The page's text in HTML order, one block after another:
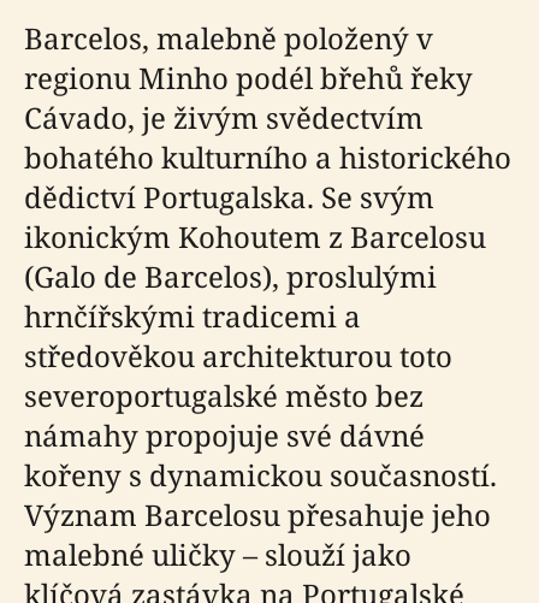
Barcelos, malebně položený v
regionu Minho podél břehů řeky
Cávado, je živým svědectvím
bohatého kulturního a historického
dědictví Portugalska. Se svým
ikonickým Kohoutem z Barcelosu
(Galo de Barcelos), proslulými
hrnčířskými tradicemi a
středověkou architekturou toto
severoportugalské město bez
námahy propojuje své dávné
kořeny s dynamickou současností.
Význam Barcelosu přesahuje jeho
malebné uličky – slouží jako
klíčová zastávka na Portugalské